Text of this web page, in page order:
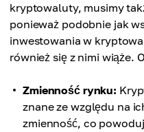
kryptowaluty, musimy
ponieważ podobnie jak
inwestowania w
również się z nimi wiąże.
Zmienność rynku:
znane ze względu na
zmienność, co